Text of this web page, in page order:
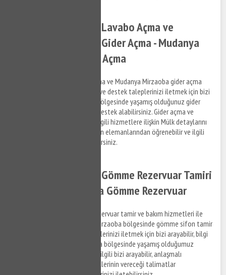
Mudanya Mirzaoba Lavabo Açma ve
Mudanya Mirzaoba Gider Açma - Mudanya
Mirzaoba Tıkanıklık Açma
Mudanya Mirzaoba lavabo açma ve Mudanya Mirzaoba gider açma
hizmetleri ile ilgili bilgi almak ve destek taleplerinizi iletmek için bizi
arayabilir, Mudanya Mirzaoba bölgesinde yaşamış olduğunuz gider
tıkanıklık problemleri ile ilgili destek alabilirsiniz. Gider açma ve
tıkanıklık açma hizmetleri ve ilgili hizmetlere ilişkin Mülk detaylarını
anlaşmalı olduğumuz firmaların elemanlarından öğrenebilir ve ilgili
hizmetler hakkında bilgi alabilirsiniz.
Mudanya Mirzaoba Gömme Rezervuar Tamiri
- Mudanya Mirzaoba Gömme Rezervuar
Mudanya Mirzaoba gömme rezervuar tamir ve bakım hizmetleri ile
ilgili bilgi almak ve Mudanya Mirzaoba bölgesinde gömme sifon tamir
hizmeti hakkında destek taleplerinizi iletmek için bizi arayabilir, bilgi
alabilirsiniz. Mudanya Mirzaoba bölgesinde yaşamış olduğumuz
gömme rezervuar sorunları ile ilgili bizi arayabilir, anlaşmalı
olduğumuz firmaların personellerinin vereceği talimatlar